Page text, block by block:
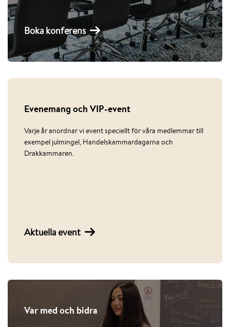
Boka konferens
Evenemang och VIP-event
Varje år anordnar vi event speciellt för våra medlemmar till
exempel julmingel, Handelskammardagarna och
Drakkammaren.
Aktuella event
Var med och bidra